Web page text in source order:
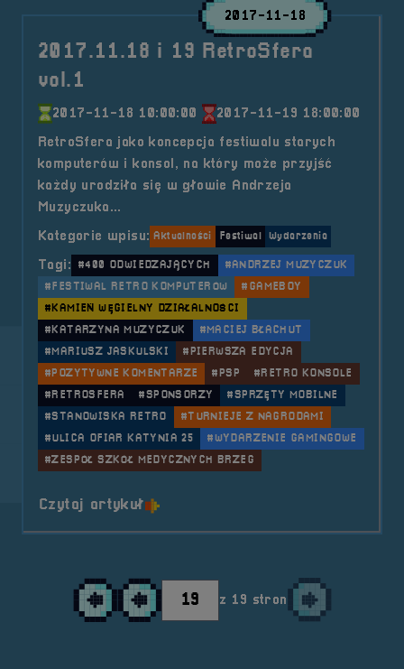
2017-11-18
2017.11.18 i 19 RetroSfera
vol.1
2017-11-18 10:00:00
2017-11-19 18:00:00
RetroSfera jako koncepcja festiwalu starych
komputerów i konsol, na który może przyjść
każdy urodziła się w głowie Andrzeja
Muzyczuka...
Kategorie wpisu: Aktualności Festiwal Wydarzenia
Tagi: #400 ODWIEDZAJĄCYCH
#ANDRZEJ MUZYCZUK
#FESTIWAL RETRO KOMPUTERÓW
#GAMEBOY
#KAMIEŃ WĘGIELNY DZIAŁALNOŚCI
#KATARZYNA MUZYCZUK
#MACIEJ BŁACHUT
#MARIUSZ JASKULSKI
#PIERWSZA EDYCJA
#POZYTYWNE KOMENTARZE
#PSP
#RETRO KONSOLE
#RETROSFERA
#SPONSORZY
#SPRZĘTY MOBILNE
#STANOWISKA RETRO
#TURNIEJE Z NAGRODAMI
#ULICA OFIAR KATYNIA 25
#WYDARZENIE GAMINGOWE
#ZESPÓŁ SZKÓŁ MEDYCZNYCH BRZEG
Czytaj artykuło tytule 2017.11.18 i 19
z 19 stron